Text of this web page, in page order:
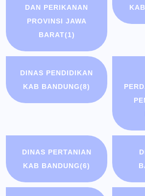
DAN PERIKANAN
PROVINSI JAWA
BARAT(1)
DINAS PENDIDIKAN
KAB BANDUNG(8)
DINAS PERTANIAN
KAB BANDUNG(6)